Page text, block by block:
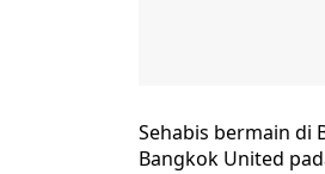
Sehabis bermain di
Bangkok United